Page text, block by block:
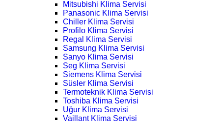
Mitsubishi Klima Servisi
Panasonic Klima Servisi
Chiller Klima Servisi
Profilo Klima Servisi
Regal Klima Servisi
Samsung Klima Servisi
Sanyo Klima Servisi
Seg Klima Servisi
Siemens Klima Servisi
Süsler Klima Servisi
Termoteknik Klima Servisi
Toshiba Klima Servisi
Uğur Klima Servisi
Vaillant Klima Servisi